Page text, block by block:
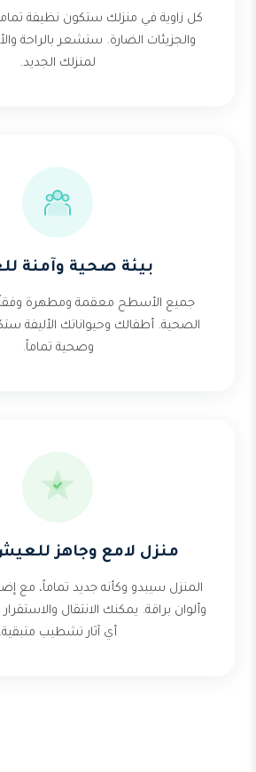
كل زاوية في منزلك ستكون نظيفة
والجزيئات الضارة. ستشعر بالراحة
لمنزلك الجديد.
بيئة صحية وآمنة
جميع الأسطح معقمة ومطهرة وفقاً
الصحية. أطفالك وحيواناتك الأليفة
وصحية تماماً.
منزل لامع وجاهز
المنزل سيبدو وكأنه جديد تماماً، مع
وألوان براقة. يمكنك الانتقال
أي آثار تشطيب متبقية.